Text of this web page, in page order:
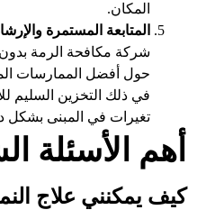
المكان.
المتابعة المستمرة
شركة مكافحة الرمة بدون
حول أفضل الممارسات
في ذلك التخزين السليم
تغيرات في المبنى بشكل
أهم الأسئلة
كيف يمكنني علاج